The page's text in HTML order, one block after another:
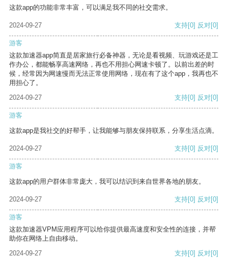
这款app的功能非常丰富，可以满足我不同的社交需求。
2024-09-27 支持[0] 反对[0]
游客
这款加速器app简直是居家旅行必备神器，无论是看视频、玩游戏还是工
作办公，都能畅享高速网络，再也不用担心网速卡顿了。以前出差的时
候，经常因为网速慢而无法正常使用网络，现在有了这个app，我再也不
用担心了。
2024-09-27
支持[0] 反对[0]
游客
这款app是我社交的好帮手，让我能够与朋友保持联系，分享生活点滴。
2024-09-27 支持[0] 反对[0]
游客
这款app的用户群体非常庞大，我可以结识到来自世界各地的朋友。
2024-09-27 支持[0] 反对[0]
游客
这款加速器VPM应用程序可以给你提供最高速度和安全性的连接，并帮
助你在网络上自由移动。
2024-09-27
支持[0] 反对[0]